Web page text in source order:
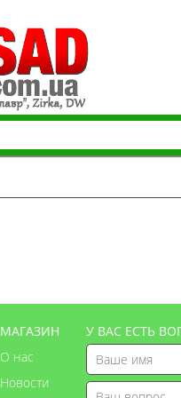
МАГАЗИН
О нас
Новости
У ВАС ЕСТЬ